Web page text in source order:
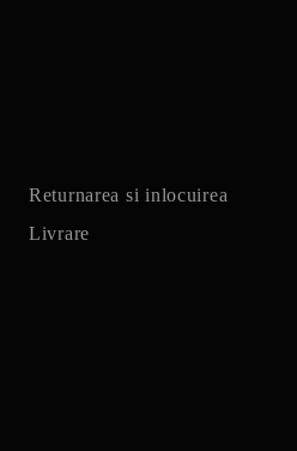
Returnarea si inlocuirea
Livrare